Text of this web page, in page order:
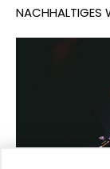
NACHHALTIGES